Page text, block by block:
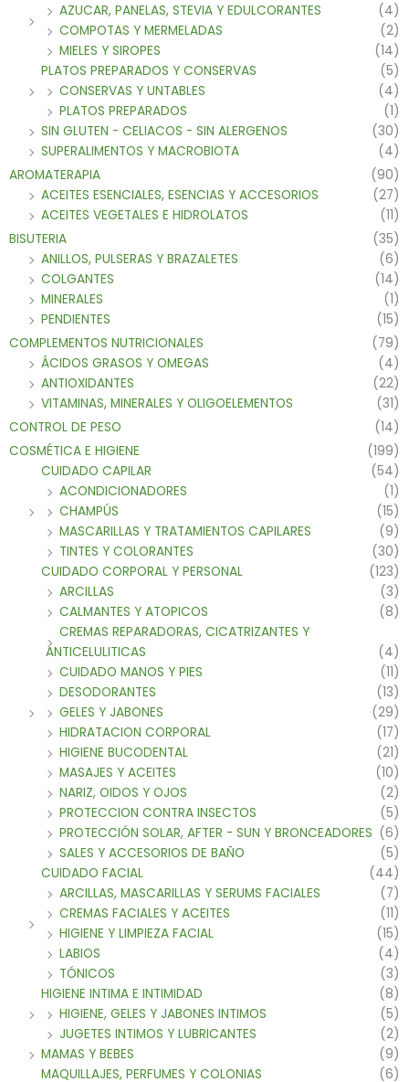
AZUCAR, PANELAS, STEVIA Y EDULCORANTES
(4)
COMPOTAS Y MERMELADAS
(2)
MIELES Y SIROPES
(14)
PLATOS PREPARADOS Y CONSERVAS
(5)
CONSERVAS Y UNTABLES
(4)
PLATOS PREPARADOS
(1)
SIN GLUTEN - CELIACOS - SIN ALERGENOS
(30)
SUPERALIMENTOS Y MACROBIOTA
(4)
AROMATERAPIA
(90)
ACEITES ESENCIALES, ESENCIAS Y ACCESORIOS
(27)
ACEITES VEGETALES E HIDROLATOS
(11)
BISUTERIA
(35)
ANILLOS, PULSERAS Y BRAZALETES
(6)
COLGANTES
(14)
MINERALES
(1)
PENDIENTES
(15)
COMPLEMENTOS NUTRICIONALES
(79)
ÁCIDOS GRASOS Y OMEGAS
(4)
ANTIOXIDANTES
(22)
VITAMINAS, MINERALES Y OLIGOELEMENTOS
(31)
CONTROL DE PESO
(14)
COSMÉTICA E HIGIENE
(199)
CUIDADO CAPILAR
(54)
ACONDICIONADORES
(1)
CHAMPÚS
(15)
MASCARILLAS Y TRATAMIENTOS CAPILARES
(9)
TINTES Y COLORANTES
(30)
CUIDADO CORPORAL Y PERSONAL
(123)
ARCILLAS
(3)
CALMANTES Y ATOPICOS
(8)
CREMAS REPARADORAS, CICATRIZANTES Y
ANTICELULITICAS
(4)
CUIDADO MANOS Y PIES
(11)
DESODORANTES
(13)
GELES Y JABONES
(29)
HIDRATACION CORPORAL
(17)
HIGIENE BUCODENTAL
(21)
MASAJES Y ACEITES
(10)
NARIZ, OIDOS Y OJOS
(2)
PROTECCION CONTRA INSECTOS
(5)
PROTECCIÓN SOLAR, AFTER - SUN Y BRONCEADORES (6)
SALES Y ACCESORIOS DE BAÑO
(5)
CUIDADO FACIAL
(44)
ARCILLAS, MASCARILLAS Y SERUMS FACIALES
(7)
CREMAS FACIALES Y ACEITES
(11)
HIGIENE Y LIMPIEZA FACIAL
(15)
LABIOS
(4)
TÓNICOS
(3)
HIGIENE INTIMA E INTIMIDAD
(8)
HIGIENE, GELES Y JABONES INTIMOS
(5)
JUGETES INTIMOS Y LUBRICANTES
(2)
MAMAS Y BEBES
(9)
MAQUILLAJES, PERFUMES Y COLONIAS
(6)